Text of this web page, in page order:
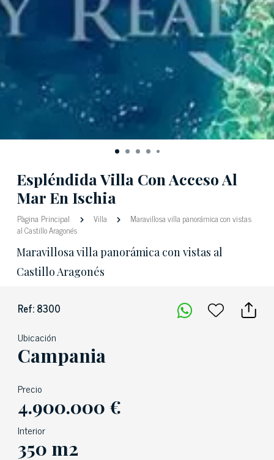
Espléndida Villa Con Acceso Al
Mar En Ischia
Pàgina Principal Villa
Maravillosa villa panorámica con vistas
al Castillo Aragonés
Maravillosa villa panorámica con vistas al
Castillo Aragonés
Ref: 8300
Ubicación
Campania
Precio
4.900.000 €
Interior
350 m2